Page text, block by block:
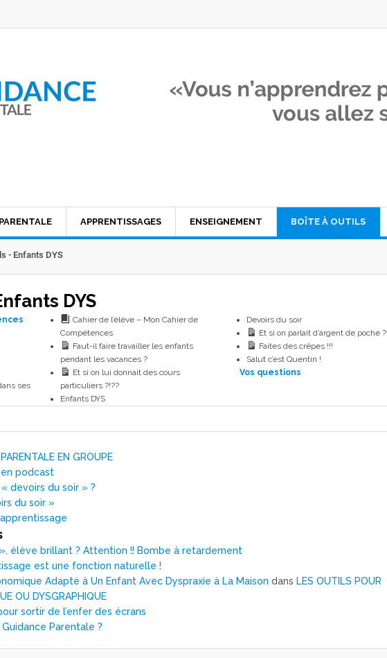
APPRENTISSAGES ENSEIGNEMENT BOÎTE À OUTILS
- Enfants DYS
DYS
ses
Cahier de l’élève – Mon Cahier de
Compétences
Faut-il faire travailler les enfants
pendant les vacances ?
Et si on lui donnait des cours
particuliers ?!??
Enfants DYS
Devoirs du soir
Et si on parlait d’argent de poche ?
Faites des crêpes !!!
Salut c’est Quentin !
Vos questions
EN GROUPE
podcast
devoirs du soir » ?
du soir »
élève brillant ? Attention !! Bombe à retardement
est une fonction naturelle !
Adapté à Un Enfant Avec Dyspraxie à La Maison dans LES OUTILS POUR
OU DYSGRAPHIQUE
sortir de l’enfer des écrans
Guidance Parentale ?